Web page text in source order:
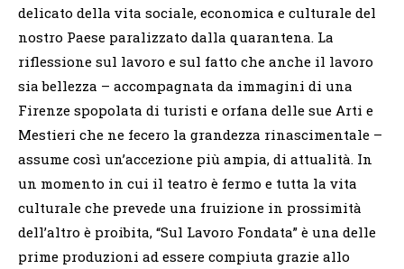
delicato della vita sociale, economica e culturale del
nostro Paese paralizzato dalla quarantena. La
riflessione sul lavoro e sul fatto che anche il lavoro
sia bellezza – accompagnata da immagini di una
Firenze spopolata di turisti e orfana delle sue Arti e
Mestieri che ne fecero la grandezza rinascimentale –
assume così un’accezione più ampia, di attualità. In
un momento in cui il teatro è fermo e tutta la vita
culturale che prevede una fruizione in prossimità
dell’altro è proibita, “Sul Lavoro Fondata” è una delle
prime produzioni ad essere compiuta grazie allo